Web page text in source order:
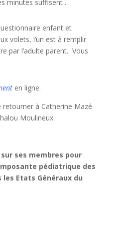
minutes suffisent .
enfant et
volets, l’un est à remplir
par l’adulte parent. Vous
en ligne.
retourner à Catherine Mazé
Moulineux.
ses membres pour
pédiatrique des
Etats Généraux du